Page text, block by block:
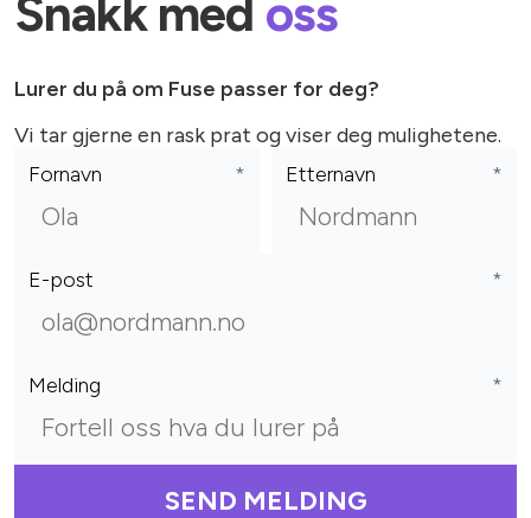
Snakk med oss
Lurer du på om Fuse passer for deg?
Vi tar gjerne en rask prat og viser deg mulighetene.
Fornavn
* Etternavn *
E-post *
Melding *
SEND MELDING